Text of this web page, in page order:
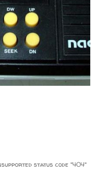
status code "404"